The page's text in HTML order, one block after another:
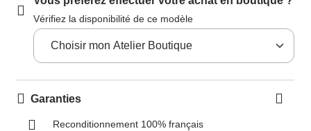
Vérifiez la disponibilité de ce modèle
Garanties
Reconditionnement 100% français